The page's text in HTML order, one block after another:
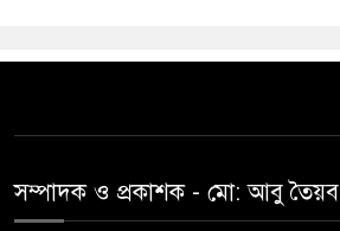
সম্পাদক ও প্রকাশক -‌ মো: আবু‌ তৈয়ব